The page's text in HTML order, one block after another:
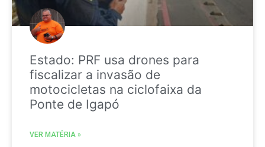
Estado: PRF usa drones para
fiscalizar a invasão de
motocicletas na ciclofaixa da
Ponte de Igapó
VER MATÉRIA »